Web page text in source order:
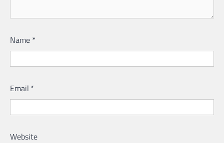
Name *
Email *
Website